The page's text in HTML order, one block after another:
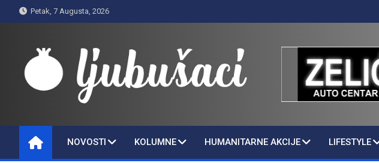
to
Petak, 7 Augusta, 2026
Ljubušaci
NOVOSTI KOLUMNE HUMANITARNE AKCIJE LIFESTYLE